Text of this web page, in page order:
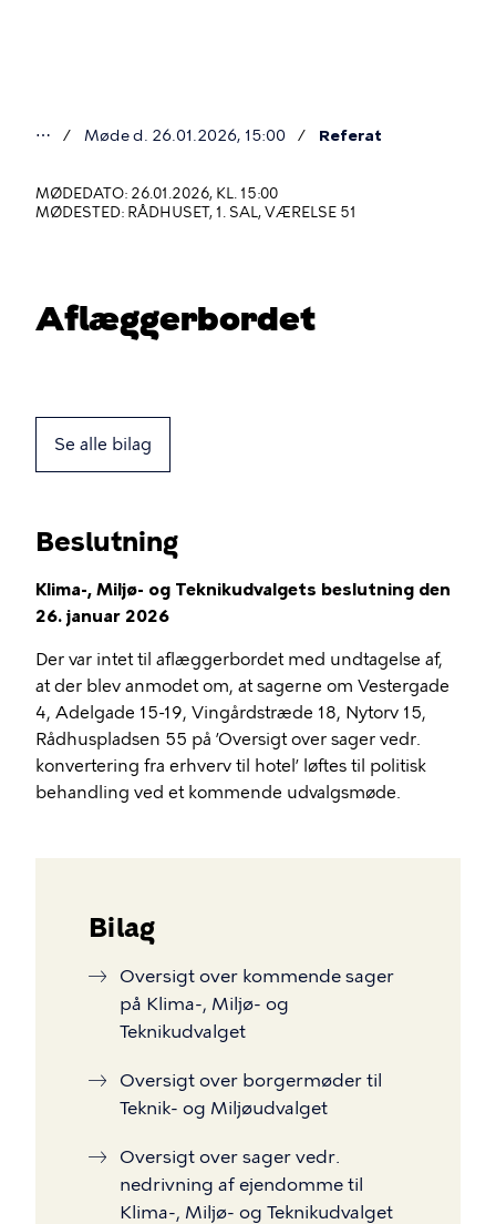
er
her
⋯ Møde d. 26.01.2026, 15:00 Referat
MØDEDATO: 26.01.2026, KL. 15:00
MØDESTED: RÅDHUSET, 1. SAL, VÆRELSE 51
Aflæggerbordet
Se alle bilag
Beslutning
Klima-, Miljø- og Teknikudvalgets beslutning den
26. januar 2026
Der var intet til aflæggerbordet med undtagelse af,
at der blev anmodet om, at sagerne om Vestergade
4, Adelgade 15-19, Vingårdstræde 18, Nytorv 15,
Rådhuspladsen 55 på ’Oversigt over sager vedr.
konvertering fra erhverv til hotel’ løftes til politisk
behandling ved et kommende udvalgsmøde.
Bilag
Oversigt over kommende sager
på Klima-, Miljø- og
Teknikudvalget
Oversigt over borgermøder til
Teknik- og Miljøudvalget
Oversigt over sager vedr.
nedrivning af ejendomme til
Klima-, Miljø- og Teknikudvalget